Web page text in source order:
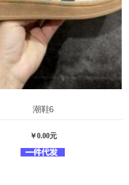
潮鞋6
￥0.00元